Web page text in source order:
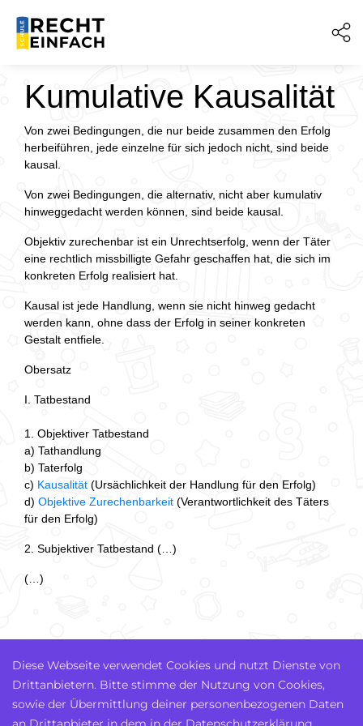
Kumulative Kausalität
Von zwei Bedingungen, die nur beide zusammen den Erfolg
herbeiführen, jede einzelne für sich jedoch nicht, sind beide
kausal.
Von zwei Bedingungen, die alternativ, nicht aber kumulativ
hinweggedacht werden können, sind beide kausal.
Objektiv zurechenbar ist ein Unrechtserfolg, wenn der Täter
eine rechtlich missbilligte Gefahr geschaffen hat, die sich im
konkreten Erfolg realisiert hat.
Kausal ist jede Handlung, wenn sie nicht hinweg gedacht
werden kann, ohne dass der Erfolg in seiner konkreten
Gestalt entfiele.
Obersatz
I. Tatbestand
1. Objektiver Tatbestand
a) Tathandlung
b) Taterfolg
c) Kausalität (Ursächlichkeit der Handlung für den Erfolg)
d) Objektive Zurechenbarkeit (Verantwortlichkeit des Täters
für den Erfolg)
2. Subjektiver Tatbestand (…)
(…)
Diese Webseite verwendet Cookies und nutzt Dienste von
Drittanbietern. Bitte stimme der Nutzung von Cookies,
sowie der Übermittlung deiner personenbezogenen Daten